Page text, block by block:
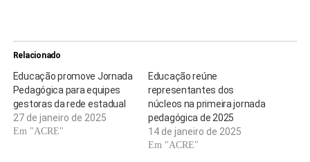
Relacionado
Educação promove Jornada
Pedagógica para equipes
gestoras da rede estadual
27 de janeiro de 2025
Em "ACRE"
Educação reúne
representantes dos
núcleos na primeira jornada
pedagógica de 2025
14 de janeiro de 2025
Em "ACRE"